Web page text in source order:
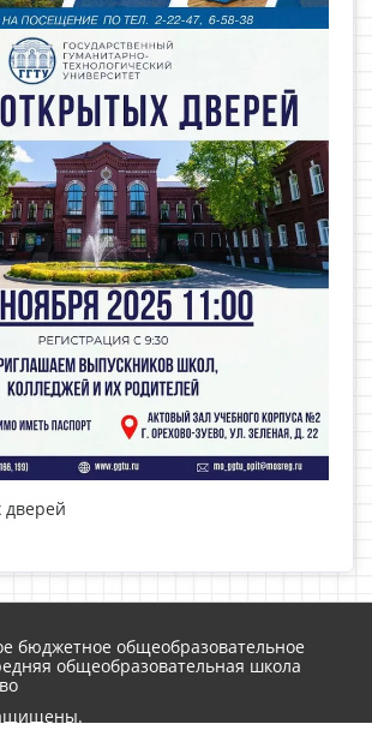
бюджетное общеобразовательное
общеобразовательная школа